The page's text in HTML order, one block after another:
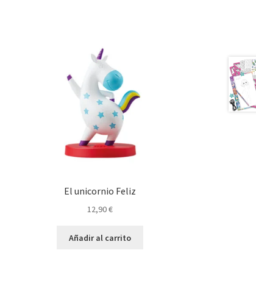
El unicornio Feliz
12,90€
Añadir al carrito